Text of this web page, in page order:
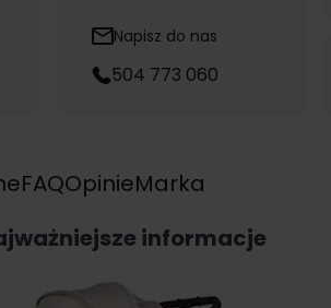
Napisz do nas
504 773 060
informacje
FAQOpinieMarka